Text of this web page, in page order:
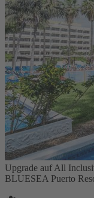
Upgrade auf All
BLUESEA Puerto